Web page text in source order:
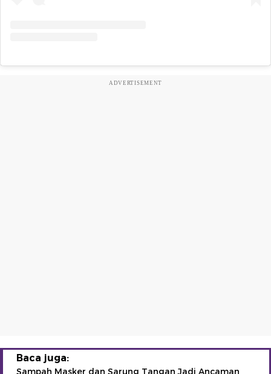
ADVERTISEMENT
Baca juga:
Sampah Masker dan Sarung Tangan Jadi Ancaman